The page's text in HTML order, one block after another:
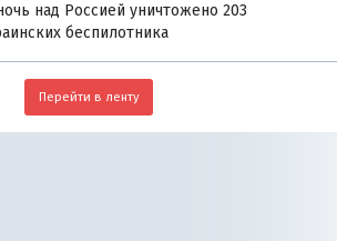
над Россией уничтожено 203
беспилотника
Перейти в ленту